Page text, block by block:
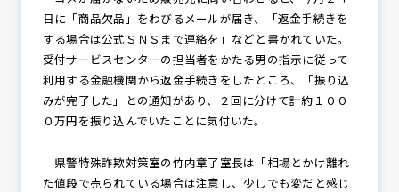
日に「商品欠品」をわびるメールが届き、「返金手続きを
する場合は公式ＳＮＳまで連絡を」などと書かれていた。
受付サービスセンターの担当者をかたる男の指示に従って
利用する金融機関から返金手続きをしたところ、「振り込
みが完了した」との通知があり、２回に分けて計約１００
０万円を振り込んでいたことに気付いた。
県警特殊詐欺対策室の竹内章了室長は「相場とかけ離れ
た値段で売られている場合は注意し、少しでも変だと感じ